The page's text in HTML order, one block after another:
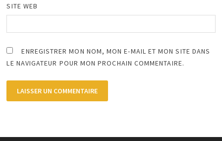
SITE WEB
ENREGISTRER MON NOM, MON E-MAIL ET MON SITE DANS
LE NAVIGATEUR POUR MON PROCHAIN COMMENTAIRE.